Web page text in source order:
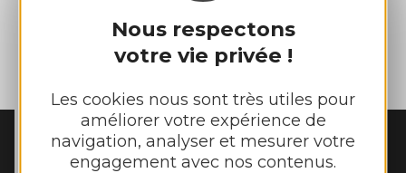
Nous respectons
votre vie privée !
Les cookies nous sont très utiles pour
améliorer votre expérience de
navigation, analyser et mesurer votre
engagement avec nos contenus.
MAIRIE DETOULONJAC